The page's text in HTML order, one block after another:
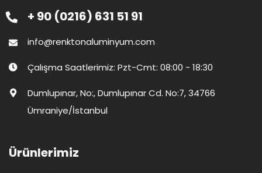
+ 90 (0216) 631 51 91
info@renktonaluminyum.com
Çalışma Saatlerimiz: Pzt-Cmt: 08:00 - 18:30
Dumlupınar, No:, Dumlupınar Cd. No:7, 34766
Ümraniye/İstanbul
Ürünlerimiz